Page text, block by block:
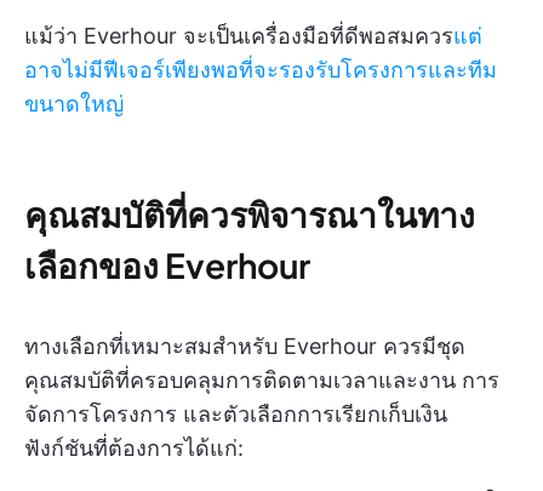
แม้ว่า Everhour จะเป็นเครื่องมือที่ดีพอสมควรแต่
อาจไม่มีฟีเจอร์เพียงพอที่จะรองรับโครงการและทีม
ขนาดใหญ่
คุณสมบัติที่ควรพิจารณาในทาง
เลือกของ Everhour
ทางเลือกที่เหมาะสมสำหรับ Everhour ควรมีชุด
คุณสมบัติที่ครอบคลุมการติดตามเวลาและงาน การ
จัดการโครงการ และตัวเลือกการเรียกเก็บเงิน
ฟังก์ชันที่ต้องการได้แก่: